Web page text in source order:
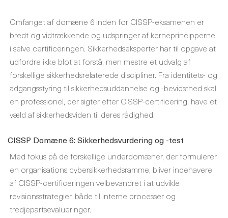
Omfanget af domæne 6 inden for CISSP-eksamenen er
bredt og vidtrækkende og udspringer af kerneprincipperne
i selve certificeringen. Sikkerhedseksperter har til opgave at
udfordre ikke blot at forstå, men mestre et udvalg af
forskellige sikkerhedsrelaterede discipliner. Fra identitets- og
adgangsstyring til sikkerhedsuddannelse og -bevidsthed skal
en professionel, der sigter efter CISSP-certificering, have et
væld af sikkerhedsviden til deres rådighed.
CISSP Domæne 6: Sikkerhedsvurdering og -test
Med fokus på de forskellige underdomæner, der formulerer
en organisations cybersikkerhedsramme, bliver indehavere
af CISSP-certificeringen velbevandret i at udvikle
revisionsstrategier, både til interne processer og
tredjepartsevalueringer.